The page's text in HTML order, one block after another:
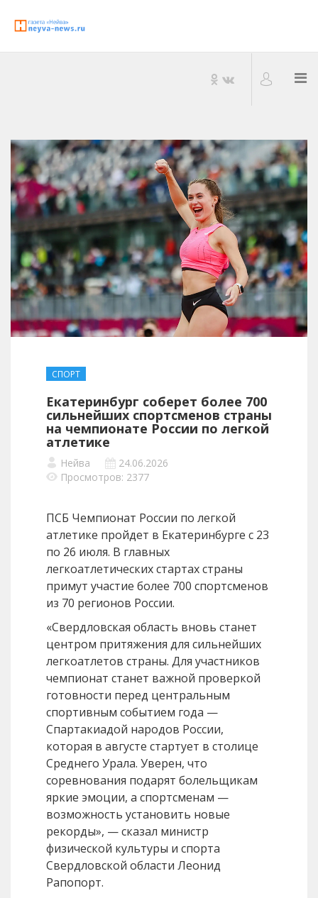
СПОРТ
Екатеринбург соберет более 700
сильнейших спортсменов страны
на чемпионате России по легкой
атлетике
Нейва
24.06.2026
Просмотров: 2377
ПСБ Чемпионат России по легкой
атлетике пройдет в Екатеринбурге с 23
по 26 июля. В главных
легкоатлетических стартах страны
примут участие более 700 спортсменов
из 70 регионов России.
«Свердловская область вновь станет
центром притяжения для сильнейших
легкоатлетов страны. Для участников
чемпионат станет важной проверкой
готовности перед центральным
спортивным событием года —
Спартакиадой народов России,
которая в августе стартует в столице
Среднего Урала. Уверен, что
соревнования подарят болельщикам
яркие эмоции, а спортсменам —
возможность установить новые
рекорды», — сказал министр
физической культуры и спорта
Свердловской области Леонид
Рапопорт.